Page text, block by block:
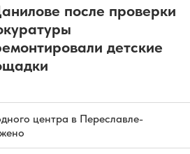
после проверки
детские
центра в Переславле-